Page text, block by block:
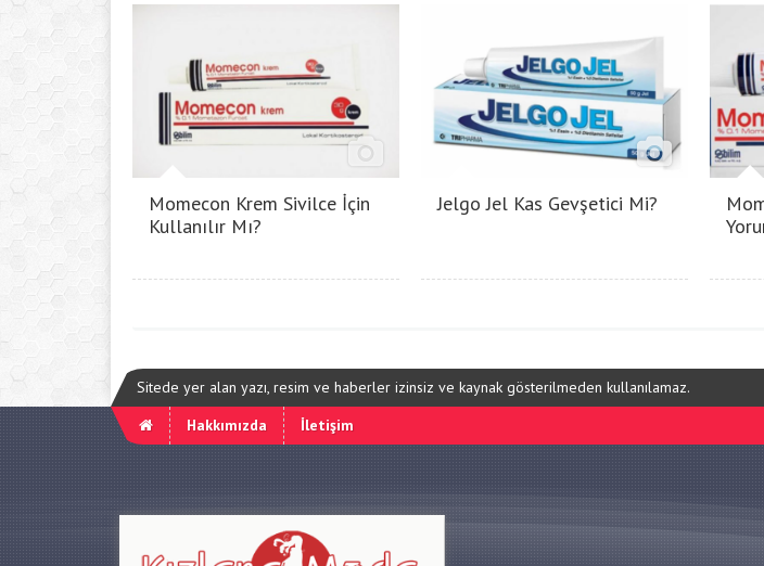
Momecon Krem Sivilce İçin
Kullanılır Mı?
Jelgo Jel Kas Gevşetici Mi?
Sitede yer alan yazı, resim ve haberler izinsiz ve kaynak gösterilmeden kullanılamaz.
Hakkımızda
İletişim